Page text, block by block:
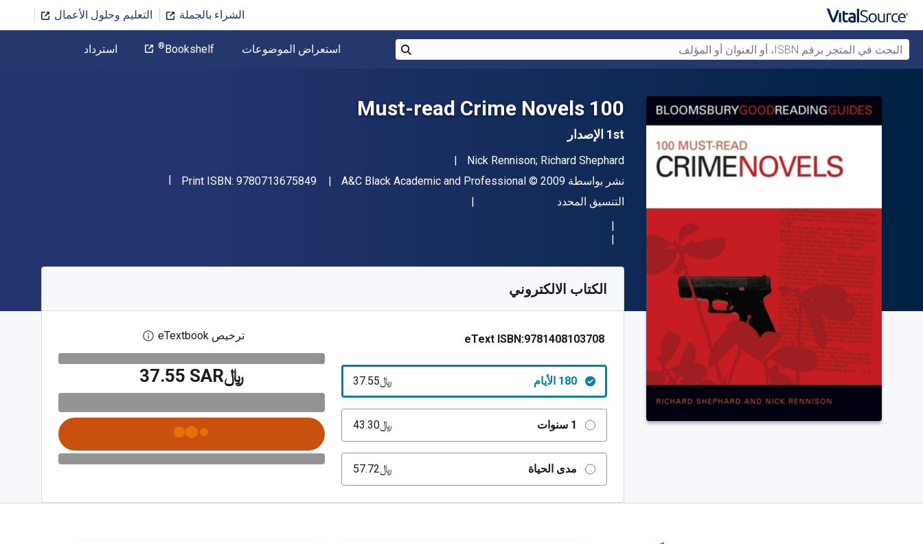
الشراء بالجملة التعليم وحلول الأعمال
البحث في المتجر برقم ISBN، أو العنوان أو المؤلفاستعراض الموضوعات Bookshelf
® استرداد
100 Must-read Crime Novels
1st الإصدار
المؤلف (المؤلفون)
Nick Rennison; Richard Shephard
الناشر
نشر بواسطة A&C Black Academic and Professional
حقوق الطبع والنشر © 2009
Print ISBN: 9780713675849
شكل
التنسيق المحدد
9781408103708R180
الكتاب الالكتروني
eText ISBN:9781408103708
180 الأيام ﷼‎37.55
1 سنوات ﷼‎43.30
مدى الحياة ﷼‎57.72
ترخيص eTextbook افتح مربع حوار الترخيص
﷼‎37.55 SAR